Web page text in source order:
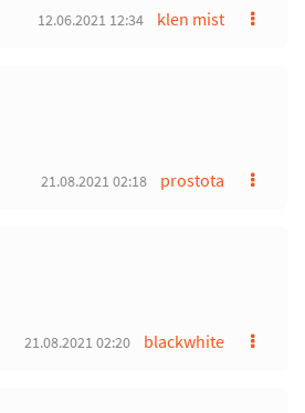
klen mist
12.06.2021 12:34
prostota
21.08.2021 02:18
blackwhite
21.08.2021 02:20